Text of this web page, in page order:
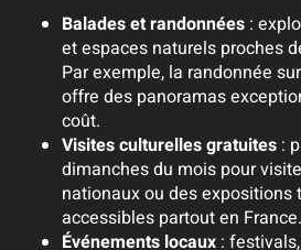
Balades et randonnées :
et espaces naturels proches
Par exemple, la randonnée
offre des panoramas
coût.
Visites culturelles gratuites :
dimanches du mois pour
nationaux ou des expositions
accessibles partout en France.
Événements locaux :